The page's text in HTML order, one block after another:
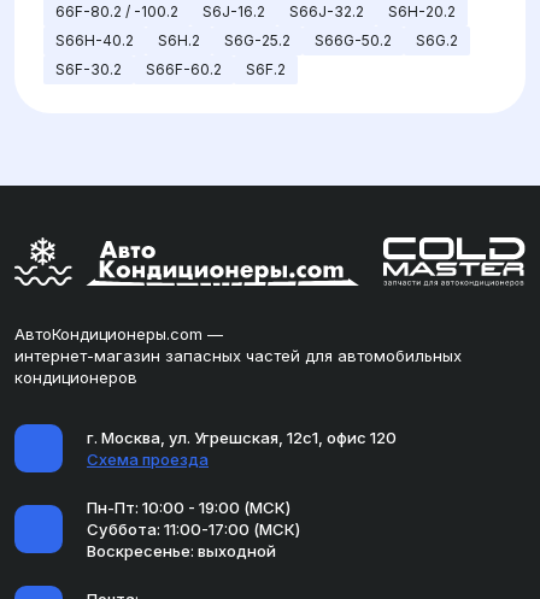
66F-80.2 / -100.2
S6J-16.2 S66J-32.2
S6H-20.2
S66H-40.2
S6H.2 S6G-25.2 S66G-50.2
S6G.2
S6F-30.2
S66F-60.2 S6F.2
АвтоКондиционеры.com —
интернет-магазин запасных частей для автомобильных
кондиционеров
г. Москва, ул. Угрешская, 12с1, офис 120
Схема проезда
Пн-Пт: 10:00 - 19:00 (МСК)
Суббота: 11:00-17:00 (МСК)
Воскресенье: выходной